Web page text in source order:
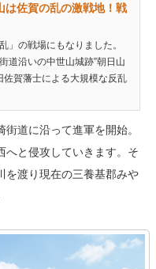
は佐賀の乱の激戦地！戦
」の戦場にもなりました。
道沿いの中世山城跡”朝日山
賀藩士による大規模な反乱
道に沿って進軍を開始。
へと侵攻していきます。そ
を渡り現在の三養基郡みや